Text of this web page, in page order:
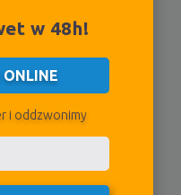
w 48h!
ONLINE
i oddzwonimy